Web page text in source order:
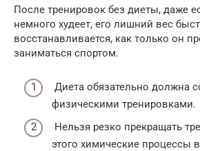
После тренировок без диеты, даже
немного худеет, его лишний вес
восстанавливается, как только он
заниматься спортом.
Диета обязательно должна
физическими тренировками.
Нельзя резко прекращать
этого химические